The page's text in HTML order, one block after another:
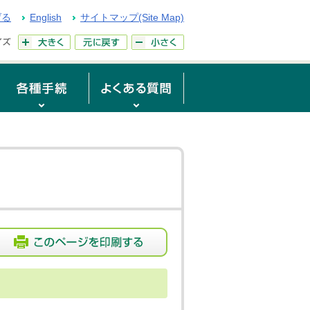
English サイトマップ(Site Map)